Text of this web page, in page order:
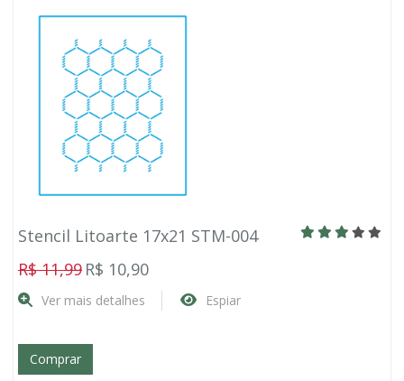
Stencil Litoarte 17x21 STM-004
R$ 11,99 R$ 10,90
Ver mais detalhes Espiar
Comprar